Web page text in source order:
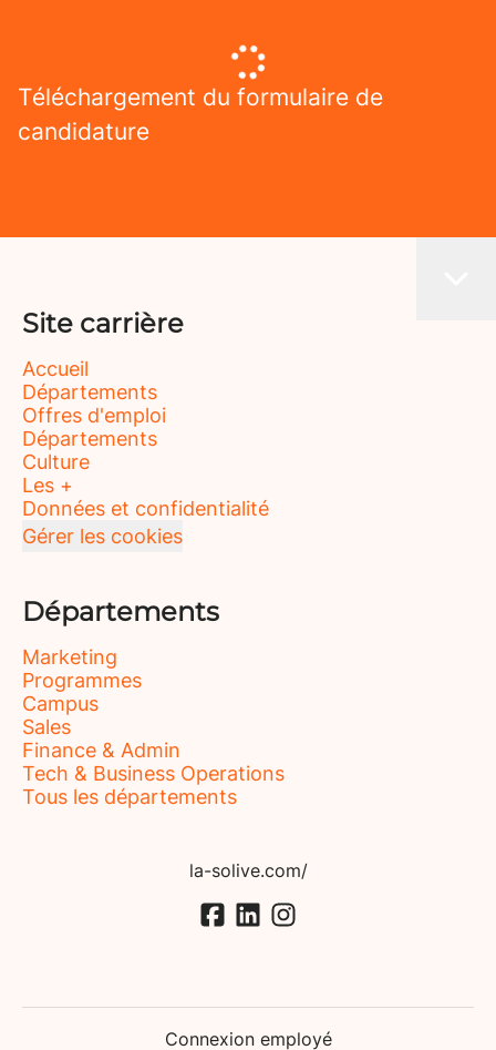
Téléchargement du formulaire de
candidature
Site carrière
Accueil
Départements
Offres d'emploi
Départements
Culture
Les +
Données et confidentialité
Gérer les cookies
Départements
Marketing
Programmes
Campus
Sales
Finance & Admin
Tech & Business Operations
Tous les départements
la-solive.com/
Connexion employé